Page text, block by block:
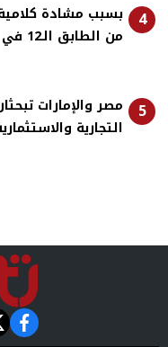
4
بسبب مشادة
من الطابق الـ12 في المنيا
5
مصر والإمارات
التجارية